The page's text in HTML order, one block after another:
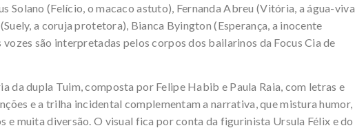
Solano (Felício, o macaco astuto), Fernanda Abreu (Vitória, a água-viva
a coruja protetora), Bianca Byington (Esperança, a inocente
vozes são interpretadas pelos corpos dos bailarinos da Focus Cia de
da dupla Tuim, composta por Felipe Habib e Paula Raia, com letras e
e a trilha incidental complementam a narrativa, que mistura humor,
e muita diversão. O visual fica por conta da figurinista Ursula Félix e do